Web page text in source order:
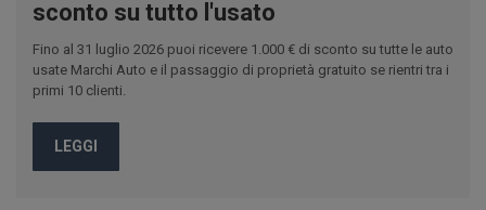
sconto su tutto l'usato
Fino al 31 luglio 2026 puoi ricevere 1.000 € di sconto su tutte le auto
usate Marchi Auto e il passaggio di proprietà gratuito se rientri tra i
primi 10 clienti.
LEGGI